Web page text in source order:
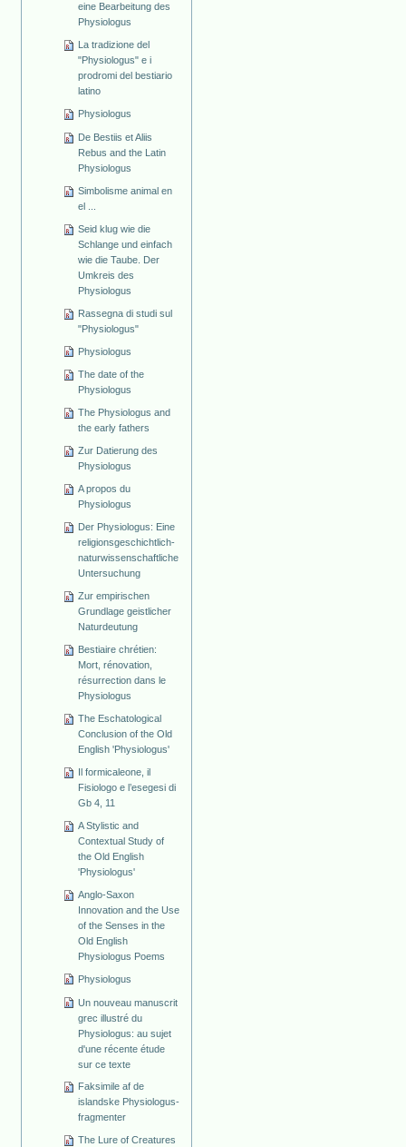
eine Bearbeitung des
Physiologus
La tradizione del
"Physiologus" e i
prodromi del bestiario
latino
Physiologus
De Bestiis et Aliis
Rebus and the Latin
Physiologus
Simbolisme animal en
el ...
Seid klug wie die
Schlange und einfach
wie die Taube. Der
Umkreis des
Physiologus
Rassegna di studi sul
"Physiologus"
Physiologus
The date of the
Physiologus
The Physiologus and
the early fathers
Zur Datierung des
Physiologus
A propos du
Physiologus
Der Physiologus: Eine
religionsgeschichtlich-
naturwissenschaftliche
Untersuchung
Zur empirischen
Grundlage geistlicher
Naturdeutung
Bestiaire chrétien:
Mort, rénovation,
résurrection dans le
Physiologus
The Eschatological
Conclusion of the Old
English 'Physiologus'
Il formicaleone, il
Fisiologo e l’esegesi di
Gb 4, 11
A Stylistic and
Contextual Study of
the Old English
'Physiologus'
Anglo-Saxon
Innovation and the Use
of the Senses in the
Old English
Physiologus Poems
Physiologus
Un nouveau manuscrit
grec illustré du
Physiologus: au sujet
d'une récente étude
sur ce texte
Faksimile af de
islandske Physiologus-
fragmenter
The Lure of Creatures